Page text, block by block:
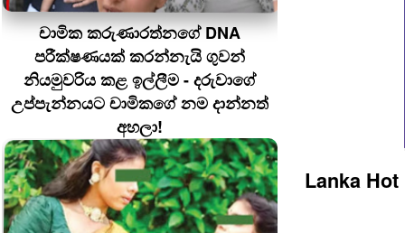
චාමික කරුණාරත්නගේ DNA
පරීක්ෂණයක් කරන්නැයි ගුවන්
නියමුවරිය කළ ඉල්ලීම - දරුවාගේ
උප්පැන්නයට චාමිකගේ නම දාන්නත්
අහලා!
Lanka